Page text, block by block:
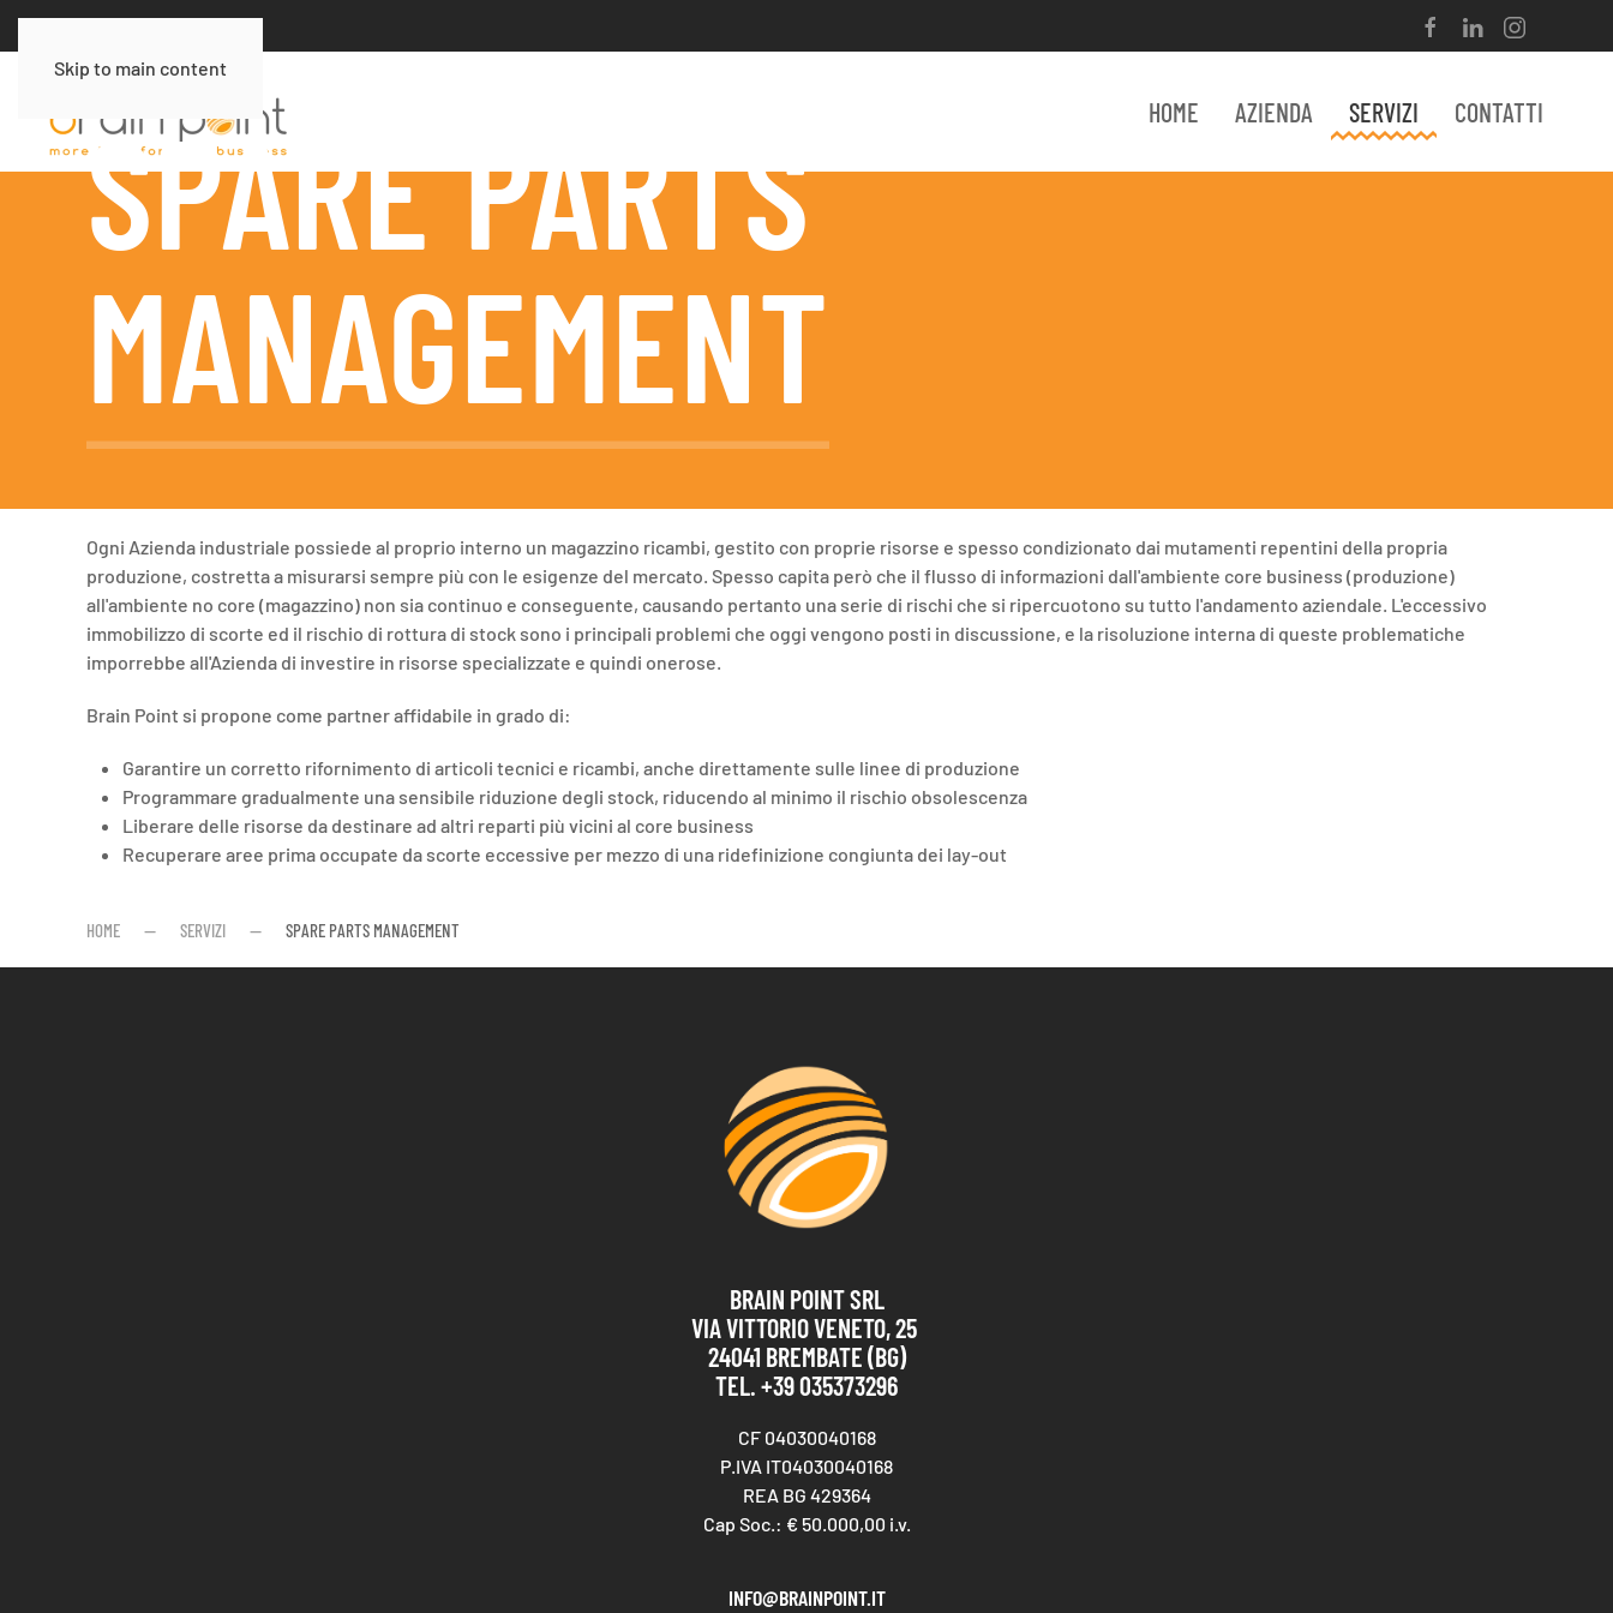
Skip to main content
HOME AZIENDA SERVIZI CONTATTI
SPARE PARTS
MANAGEMENT
Ogni Azienda industriale possiede al proprio interno un magazzino ricambi, gestito con proprie risorse e spesso condizionato dai mutamenti repentini della propria
produzione, costretta a misurarsi sempre più con le esigenze del mercato. Spesso capita però che il flusso di informazioni dall'ambiente core business (produzione)
all'ambiente no core (magazzino) non sia continuo e conseguente, causando pertanto una serie di rischi che si ripercuotono su tutto l'andamento aziendale. L'eccessivo
immobilizzo di scorte ed il rischio di rottura di stock sono i principali problemi che oggi vengono posti in discussione, e la risoluzione interna di queste problematiche
imporrebbe all'Azienda di investire in risorse specializzate e quindi onerose.
Brain Point si propone come partner affidabile in grado di:
Garantire un corretto rifornimento di articoli tecnici e ricambi, anche direttamente sulle linee di produzione
Programmare gradualmente una sensibile riduzione degli stock, riducendo al minimo il rischio obsolescenza
Liberare delle risorse da destinare ad altri reparti più vicini al core business
Recuperare aree prima occupate da scorte eccessive per mezzo di una ridefinizione congiunta dei lay-out
HOME SERVIZI SPARE PARTS MANAGEMENT
BRAIN POINT SRL
VIA VITTORIO VENETO, 25
24041 BREMBATE (BG)
TEL. +39 035373296
CF 04030040168
P.IVA IT04030040168
REA BG 429364
Cap Soc.: € 50.000,00 i.v.
INFO@BRAINPOINT.IT